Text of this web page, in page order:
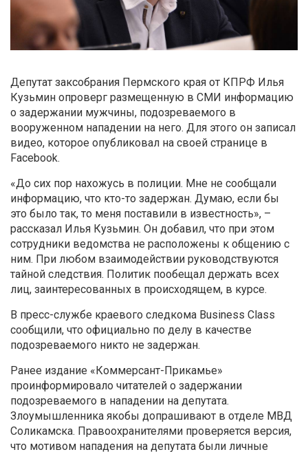
Депутат заксобрания Пермского края от КПРФ Илья
Кузьмин опроверг размещенную в СМИ информацию
о задержании мужчины, подозреваемого в
вооруженном нападении на него. Для этого он записал
видео, которое опубликовал на своей странице в
Facebook.
«До сих пор нахожусь в полиции. Мне не сообщали
информацию, что кто-то задержан. Думаю, если бы
это было так, то меня поставили в известность», –
рассказал Илья Кузьмин. Он добавил, что при этом
сотрудники ведомства не расположены к общению с
ним. При любом взаимодействии руководствуются
тайной следствия. Политик пообещал держать всех
лиц, заинтересованных в происходящем, в курсе.
В пресс-службе краевого следкома Business Class
сообщили, что официально по делу в качестве
подозреваемого никто не задержан.
Ранее издание « Коммерсант-Прикамье»
проинформировало читателей о задержании
подозреваемого в нападении на депутата.
Злоумышленника якобы допрашивают в отделе МВД
Соликамска. Правоохранителями проверяется версия,
что мотивом нападения на депутата были личные